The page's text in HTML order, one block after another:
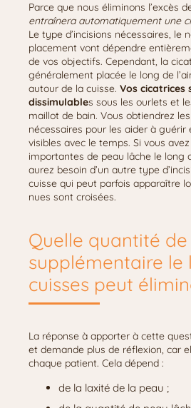
Parce que nous éliminons l’excès
entraînera automatiquement une
Le type d’incisions nécessaires, le
placement vont dépendre
de vos objectifs. Cependant, la
généralement placée le long de
autour de la cuisse. Vos cicatrices
dissimulables sous les ourlets et
maillot de bain. Vous obtiendrez
nécessaires pour les aider à guérir
visibles avec le temps. Si vous
importantes de peau lâche le long
aurez besoin d’un autre type
cuisse qui peut parfois apparaître
nues sont croisées.
Quelle quantité
supplémentaire le
cuisses peut
La réponse à apporter à cette
et demande plus de réflexion, car
chaque patient. Cela dépend :
de la laxité de la peau ;